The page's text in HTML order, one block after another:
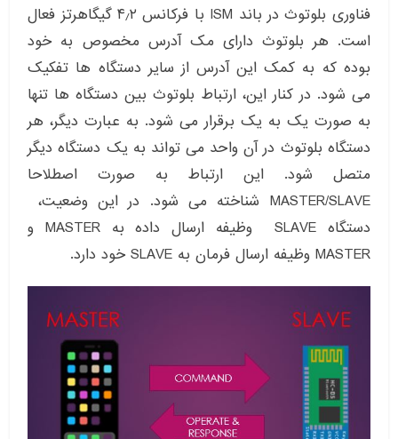
فناوری بلوتوث در باند ISM با فرکانس ۴٫۲ گیگاهرتز فعال
است. هر بلوتوث دارای مک آدرس مخصوص به خود
بوده که به کمک این آدرس از سایر دستگاه ها تفکیک
می شود. در کنار این، ارتباط بلوتوث بین دستگاه ها تنها
به صورت یک به یک برقرار می شود. به عبارت دیگر، هر
دستگاه بلوتوث در آن واحد می تواند به یک دستگاه دیگر
متصل شود. این ارتباط به صورت اصطلاحا
MASTER/SLAVE شناخته می شود. در این وضعیت،
دستگاه SLAVE وظیفه ارسال داده به MASTER و
MASTER وظیفه ارسال فرمان به SLAVE خود دارد.